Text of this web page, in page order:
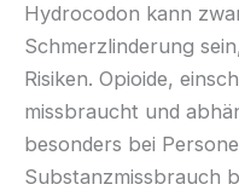
Hydrocodon kann
Schmerzlinderung
Risiken. Opioide,
missbraucht und
besonders bei
Substanzmissbrauch